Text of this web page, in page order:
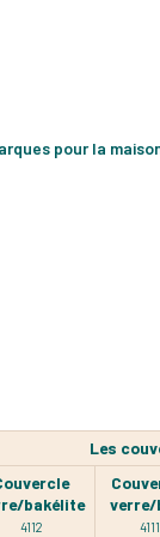
pour la
Les
bakélite
4112
verre/
4111